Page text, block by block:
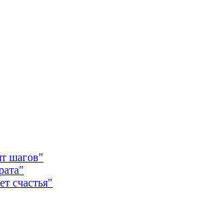
шагов"
счастья"